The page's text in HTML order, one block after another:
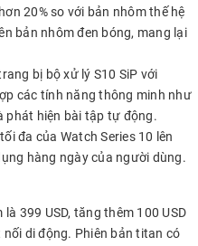
20% so với bản nhôm thế hệ
bản nhôm đen bóng, mang lại
bị bộ xử lý S10 SiP với
các tính năng thông minh như
phát hiện bài tập tự động.
đa của Watch Series 10 lên
hàng ngày của người dùng.
399 USD, tăng thêm 100 USD
di động. Phiên bản titan có